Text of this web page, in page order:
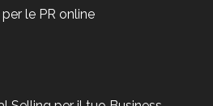
le PR online